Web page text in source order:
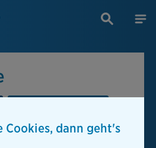
Cookies, dann geht's